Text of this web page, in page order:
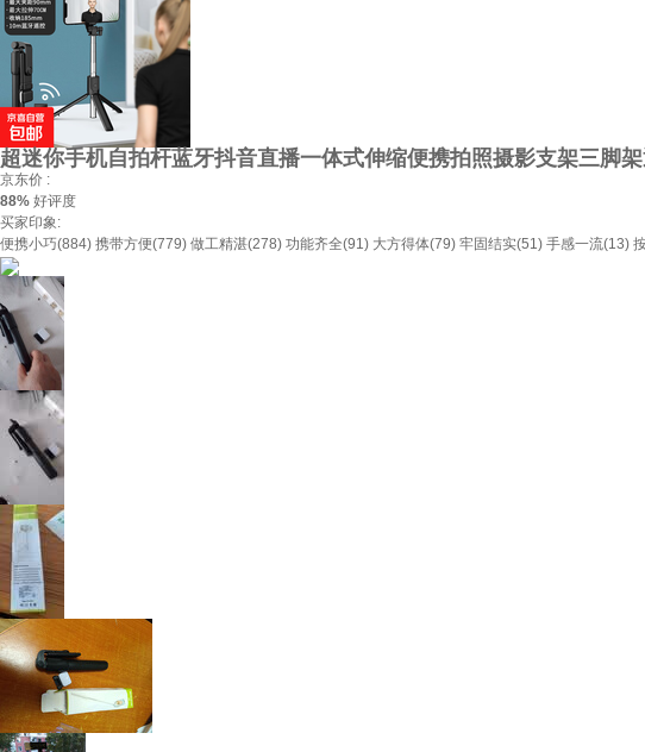
超迷你手机自拍杆蓝牙抖音直播一体式伸缩便携拍照摄影支架三脚
京东价 :
88% 好评度
买家印象:
便携小巧(884) 携带方便(779) 做工精湛(278) 功能齐全(91) 大方得体(79) 牢固结实(51) 手感一流(13)